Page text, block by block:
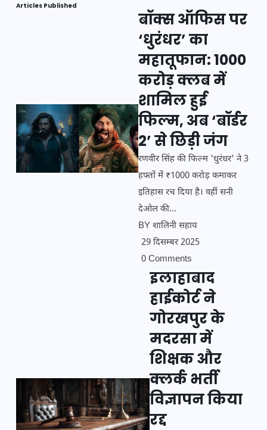
Articles Published
बॉक्स ऑफिस पर
‘धुरंधर’ का
महातूफान: 1000
करोड़ क्लब में
शामिल हुई
फिल्म, अब ‘बॉर्डर
2’ से छिड़ी जंग
रणवीर सिंह की फिल्म 'धुरंधर' ने 3
हफ्तों में ₹1000 करोड़ कमाकर
इतिहास रच दिया है। वहीं सनी
देओल की...
BYशालिनी सहाय
29 दिसम्बर 2025
0 Comments
इलाहाबाद
हाईकोर्ट ने
गोरखपुर के
मदरसा में
शिक्षक और
क्लर्क भर्ती
विज्ञापन किया
रद्द